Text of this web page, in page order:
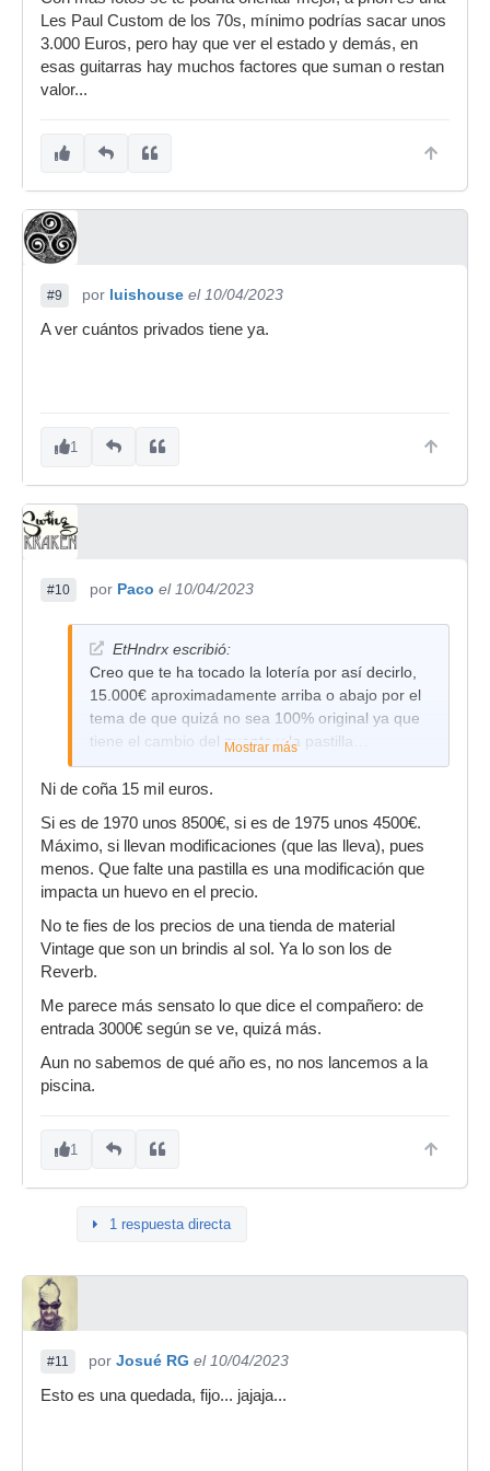
Les Paul Custom de los 70s, mínimo podrías sacar unos
3.000 Euros, pero hay que ver el estado y demás, en
esas guitarras hay muchos factores que suman o restan
valor...
#9 por luishouse el 10/04/2023
A ver cuántos privados tiene ya.
1
#10 por Paco el 10/04/2023
EtHndrx escribió:
Creo que te ha tocado la lotería por así decirlo,
15.000€ aproximadamente arriba o abajo por el
tema de que quizá no sea 100% original ya que
tiene el cambio del puente y la pastilla…
Mostrar más
Ni de coña 15 mil euros.
Si es de 1970 unos 8500€, si es de 1975 unos 4500€.
Máximo, si llevan modificaciones (que las lleva), pues
menos. Que falte una pastilla es una modificación que
impacta un huevo en el precio.
No te fies de los precios de una tienda de material
Vintage que son un brindis al sol. Ya lo son los de
Reverb.
Me parece más sensato lo que dice el compañero: de
entrada 3000€ según se ve, quizá más.
Aun no sabemos de qué año es, no nos lancemos a la
piscina.
1
1 respuesta directa
#11 por Josué RG el 10/04/2023
Esto es una quedada, fijo... jajaja...